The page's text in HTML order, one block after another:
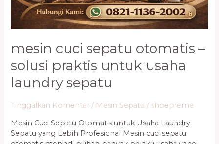
mesin cuci sepatu otomatis –
solusi praktis untuk usaha
laundry sepatu
Tinggalkan Komentar / Mesin Sepatu / shoepreme
Mesin Cuci Sepatu Otomatis untuk Usaha Laundry
Sepatu yang Lebih Profesional Mesin cuci sepatu
Sepatu